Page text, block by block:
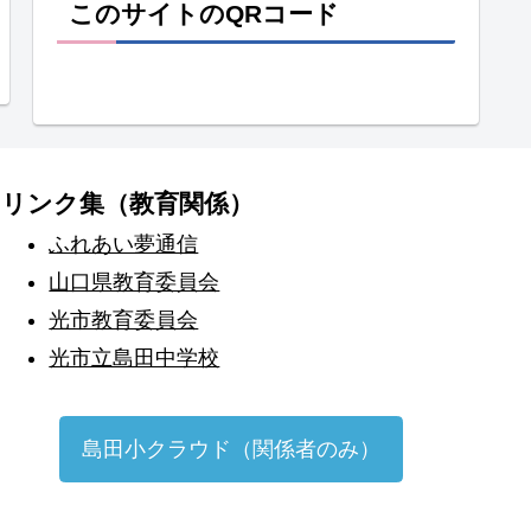
このサイトのQRコード
リンク集（教育関係）
ふれあい夢通信
山口県教育委員会
光市教育委員会
光市立島田中学校
島田小クラウド（関係者のみ）